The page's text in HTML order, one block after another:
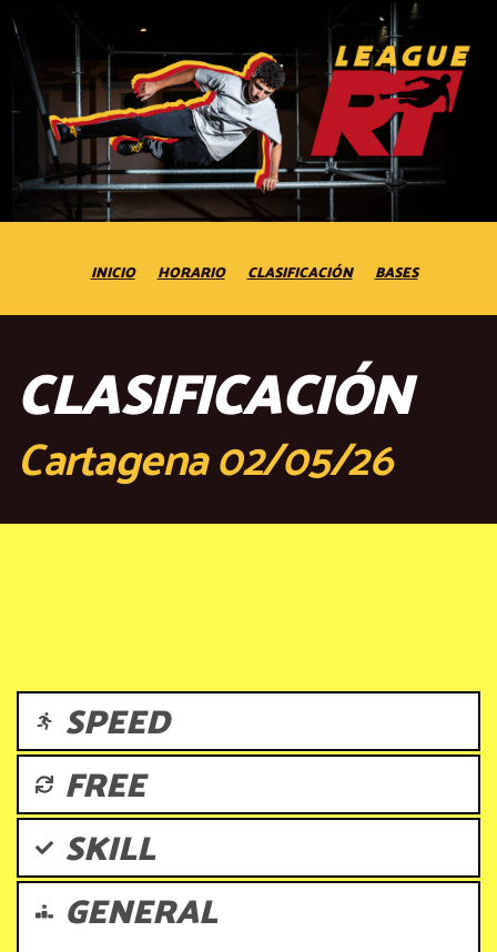
INICIO HORARIO CLASIFICACIÓN BASES
CLASIFICACIÓN
Cartagena 02/05/26
SPEED
FREE
SKILL
GENERAL